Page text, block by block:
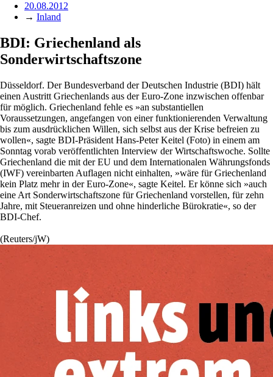
20.08.2012
→ Inland
BDI: Griechenland als
Sonderwirtschaftszone
Düsseldorf. Der Bundesverband der Deutschen Industrie (BDI) hält
einen Austritt Griechenlands aus der Euro-Zone inzwischen offenbar
für möglich. Griechenland fehle es »an substantiellen
Voraussetzungen, angefangen von einer funktionierenden Verwaltung
bis zum ausdrücklichen Willen, sich selbst aus der Krise befreien zu
wollen«, sagte BDI-Präsident Hans-Peter Keitel (Foto) in einem am
Sonntag vorab veröffentlichten Interview der Wirtschaftswoche. Sollte
Griechenland die mit der EU und dem Internationalen Währungsfonds
(IWF) vereinbarten Auflagen nicht einhalten, »wäre für Griechenland
kein Platz mehr in der Euro-Zone«, sagte Keitel. Er könne sich »auch
eine Art Sonderwirtschaftszone für Griechenland vorstellen, für zehn
Jahre, mit Steueranreizen und ohne hinderliche Bürokratie«, so der
BDI-Chef.
(Reuters/jW)